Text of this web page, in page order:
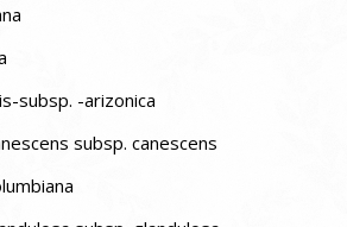
subsp. -arizonica
subsp. canescens